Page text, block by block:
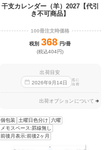
干支カレンダー（羊）2027【代引
き不可商品】
100冊注文時価格
税別 368 円/冊
(税込404円)
出荷目安
2026年9 月14日
迄に
出荷
出荷オプションについて
個包装 土曜日色分け
六曜
メモスペース:罫線無し
前後月表示:前後2ヶ月